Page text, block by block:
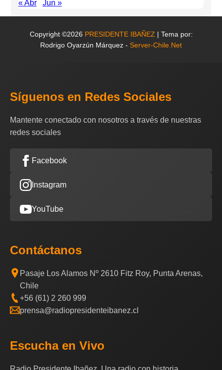
« Abr Jun »
Copyright ©2026 PRESIDENTE IBAÑEZ | Tema por:
Rodrigo Oyarzún Márquez - Server-Chile.Net
Síguenos en Redes Sociales
Mantente conectado con nosotros a través de nuestras
redes sociales
Facebook
Instagram
YouTube
Contáctanos
Pasaje Los Alamos Nº 2610 Fitz Roy, Punta Arenas,
Chile
+56 (61) 2 260 999
prensa@radiopresidenteibanez.cl
Escucha en Vivo